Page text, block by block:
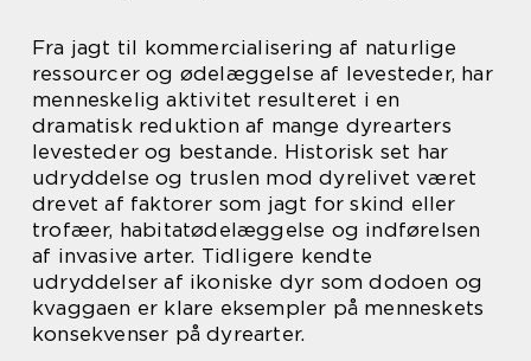
Fra jagt til kommercialisering af naturlige
ressourcer og ødelæggelse af levesteder, har
menneskelig aktivitet resulteret i en
dramatisk reduktion af mange dyrearters
levesteder og bestande. Historisk set har
udryddelse og truslen mod dyrelivet været
drevet af faktorer som jagt for skind eller
trofæer, habitatødelæggelse og indførelsen
af invasive arter. Tidligere kendte
udryddelser af ikoniske dyr som dodoen og
kvaggaen er klare eksempler på menneskets
konsekvenser på dyrearter.